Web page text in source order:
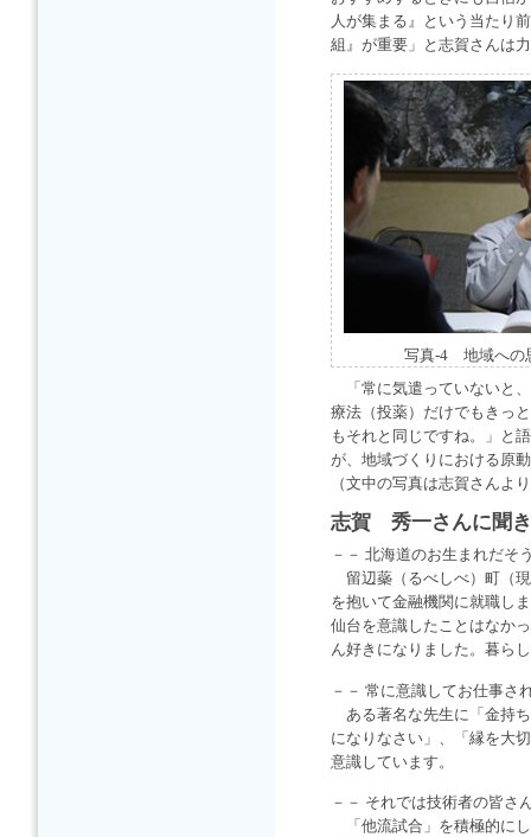
人が集まる』という当たり
組』が重要」と志賀さんは
写真-4 地域への
「常に気遣っていないと
療法（投薬）だけでもきっ
もそれと同じですね。」と
が、地域づくりにおける原
（文中の写真は志賀さんよ
志賀 秀一さんに聞
－－ 北海道のお生まれだそ
留辺蘂（るべしべ）町（
を抱いて金融機関に就職し
仙台を意識したことはなか
ん好きになりました。暮ら
－－ 常に意識してお仕事さ
ある著名な先生に「金持
になりなさい」、「縁を大
意識しています。
－－ それでは技術者の皆さ
「他流試合」を積極的に